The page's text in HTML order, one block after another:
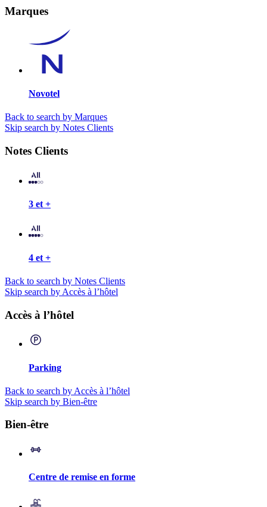
Marques
Novotel
Back to search by Marques
Skip search by Notes Clients
Notes Clients
3 et +
4 et +
Back to search by Notes Clients
Skip search by Accès à l’hôtel
Accès à l’hôtel
Parking
Back to search by Accès à l’hôtel
Skip search by Bien-être
Bien-être
Centre de remise en forme